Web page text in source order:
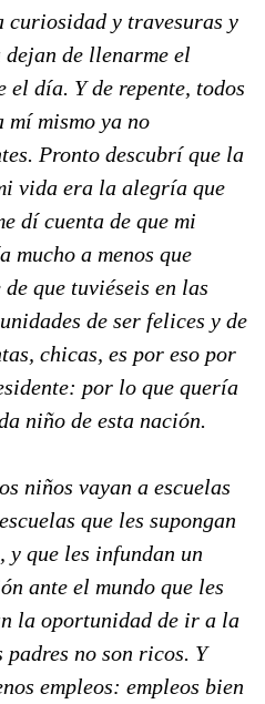
curiosidad y travesuras y
dejan de llenarme el
día. Y de repente, todos
mí mismo ya no
Pronto descubrí que la
vida era la alegría que
dí cuenta de que mi
mucho a menos que
que tuviéseis en las
de ser felices y de
chicas, es por eso por
por lo que quería
niño de esta nación.
niños vayan a escuelas
que les supongan
y que les infundan un
ante el mundo que les
la oportunidad de ir a la
no son ricos. Y
empleos: empleos bien